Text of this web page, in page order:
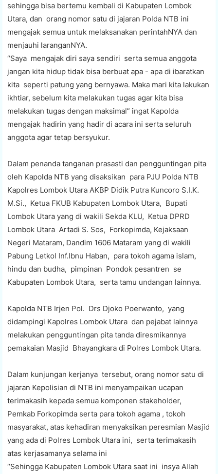
sehingga bisa bertemu kembali di Kabupaten Lombok
Utara, dan orang nomor satu di jajaran Polda NTB ini
mengajak semua untuk melaksanakan perintahNYA dan
menjauhi laranganNYA.
“Saya mengajak diri saya sendiri serta semua anggota
jangan kita hidup tidak bisa berbuat apa - apa di ibaratkan
kita seperti patung yang bernyawa. Maka mari kita lakukan
ikhtiar, sebelum kita melakukan tugas agar kita bisa
melakukan tugas dengan maksimal” ingat Kapolda
mengajak hadirin yang hadir di acara ini serta seluruh
anggota agar tetap bersyukur.
Dalam penanda tanganan prasasti dan pengguntingan pita
oleh Kapolda NTB yang disaksikan para PJU Polda NTB
Kapolres Lombok Utara AKBP Didik Putra Kuncoro S.I.K.
M.Si., Ketua FKUB Kabupaten Lombok Utara, Bupati
Lombok Utara yang di wakili Sekda KLU, Ketua DPRD
Lombok Utara Artadi S. Sos, Forkopimda, Kejaksaan
Negeri Mataram, Dandim 1606 Mataram yang di wakili
Pabung Letkol Inf.Ibnu Haban, para tokoh agama islam,
hindu dan budha, pimpinan Pondok pesantren se
Kabupaten Lombok Utara, serta tamu undangan lainnya.
Kapolda NTB Irjen Pol. Drs Djoko Poerwanto, yang
didampingi Kapolres Lombok Utara dan pejabat lainnya
melakukan pengguntingan pita tanda diresmikannya
pemakaian Masjid Bhayangkara di Polres Lombok Utara.
Dalam kunjungan kerjanya tersebut, orang nomor satu di
jajaran Kepolisian di NTB ini menyampaikan ucapan
terimakasih kepada semua komponen stakeholder,
Pemkab Forkopimda serta para tokoh agama , tokoh
masyarakat, atas kehadiran menyaksikan peresmian Masjid
yang ada di Polres Lombok Utara ini, serta terimakasih
atas kerjasamanya selama ini
“Sehingga Kabupaten Lombok Utara saat ini insya Allah